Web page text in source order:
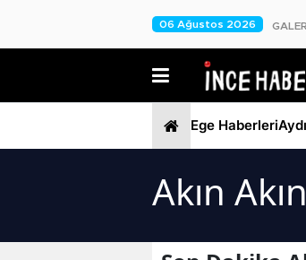
06 Ağustos 2026
Ege Haberleri
Akın